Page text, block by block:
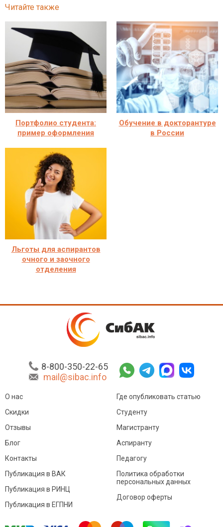
Читайте также
Портфолио студента:
пример оформления
Обучение в докторантуре
в России
Льготы для аспирантов
очного и заочного
отделения
8-800-350-22-65
mail@sibac.info
О нас
Скидки
Отзывы
Блог
Контакты
Где опубликовать статью
Студенту
Магистранту
Аспиранту
Педагогу
Публикация в ВАК
Публикация в РИНЦ
Публикация в ЕГПНИ
Политика обработки
персональных данных
Договор оферты